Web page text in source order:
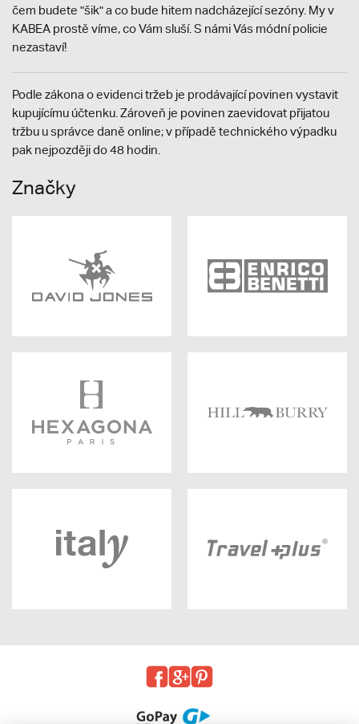
čem budete "šik" a co bude hitem nadcházející sezóny. My v
KABEA prostě víme, co Vám sluší. S námi Vás módní policie
nezastaví!
Podle zákona o evidenci tržeb je prodávající povinen vystavit
kupujícímu účtenku. Zároveň je povinen zaevidovat přijatou
tržbu u správce daně online; v případě technického výpadku
pak nejpozději do 48 hodin.
Značky